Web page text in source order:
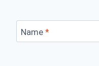
Name *